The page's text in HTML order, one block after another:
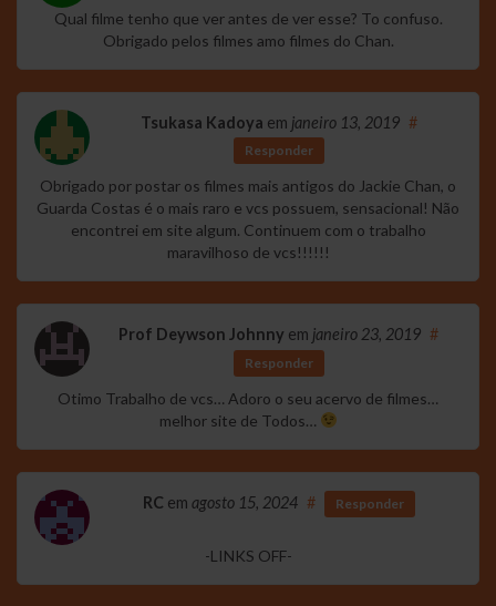
Qual filme tenho que ver antes de ver esse? To confuso.
Obrigado pelos filmes amo filmes do Chan.
Tsukasa Kadoya em janeiro 13, 2019 #
Responder
Obrigado por postar os filmes mais antigos do Jackie Chan, o
Guarda Costas é o mais raro e vcs possuem, sensacional! Não
encontrei em site algum. Continuem com o trabalho
maravilhoso de vcs!!!!!!
Prof Deywson Johnny em janeiro 23, 2019 #
Responder
Otimo Trabalho de vcs… Adoro o seu acervo de filmes…
melhor site de Todos…
RC em agosto 15, 2024 # Responder
-LINKS OFF-